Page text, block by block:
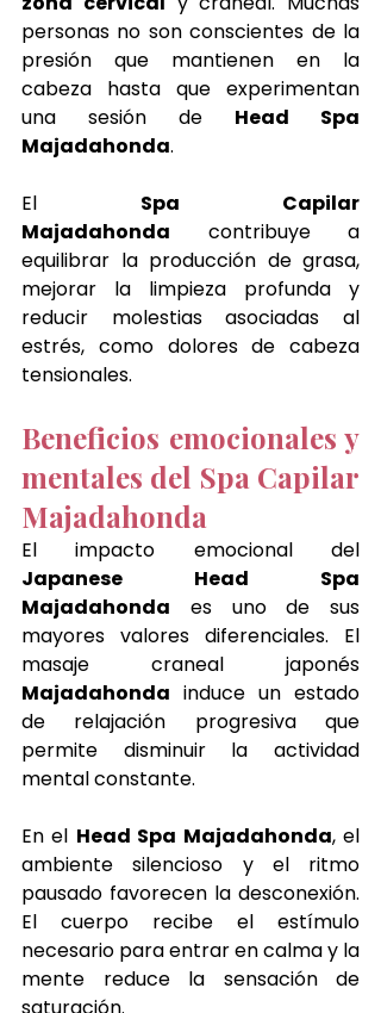
personas no son conscientes de la
presión que mantienen en la
cabeza hasta que experimentan
una sesión de Head Spa
Majadahonda.
El Spa Capilar
Majadahonda contribuye a
equilibrar la producción de grasa,
mejorar la limpieza profunda y
reducir molestias asociadas al
estrés, como dolores de cabeza
tensionales.
Beneficios emocionales y
mentales del Spa Capilar
Majadahonda
Japanese Head Spa
Majadahonda es uno de sus
mayores valores diferenciales. El
Majadahonda induce un estado
de relajación progresiva que
permite disminuir la actividad
mental constante.
En el Head Spa Majadahonda, el
ambiente silencioso y el ritmo
pausado favorecen la desconexión.
El cuerpo recibe el estímulo
necesario para entrar en calma y la
mente reduce la sensación de